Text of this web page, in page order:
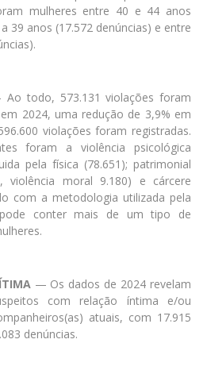
mulheres entre 40 e 44 anos
39 anos (17.572 denúncias) e entre
todo, 573.131 violações foram
2024, uma redução de 3,9% em
violações foram registradas.
foram a violência psicológica
pela física (78.651); patrimonial
violência moral 9.180) e cárcere
com a metodologia utilizada pela
conter mais de um tipo de
— Os dados de 2024 revelam
com relação íntima e/ou
atuais, com 17.915
denúncias.